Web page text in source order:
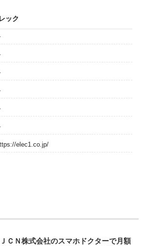
ック
elec1.co.jp/
ＪＣＮ株式会社のスマホドクターで月額